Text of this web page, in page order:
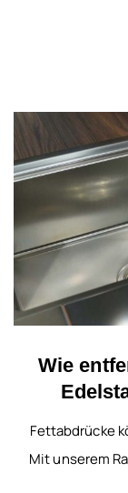
Wie
Fettabdrücke
Mit unserem